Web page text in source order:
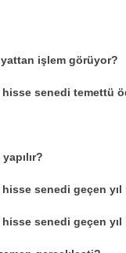
işlem görüyor?
senedi temettü
senedi geçen
senedi geçen